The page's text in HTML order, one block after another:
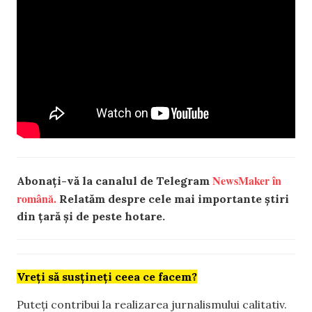
Abonați-vă la canalul de Telegram NewsMaker în
română. Relatăm despre cele mai importante știri
din țară și de peste hotare.
Vreți să susțineți ceea ce facem?
Puteți contribui la realizarea jurnalismului calitativ.